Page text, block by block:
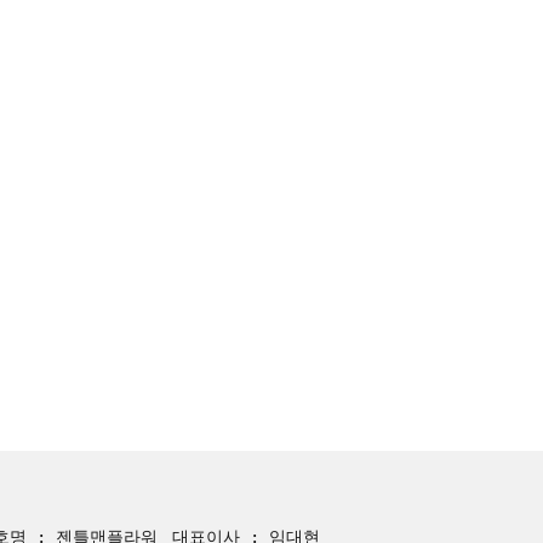
명 : 젠틀맨플라워 대표이사 : 임대현